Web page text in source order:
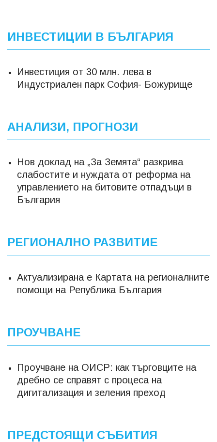
ИНВЕСТИЦИИ В БЪЛГАРИЯ
Инвестиция от 30 млн. лева в
Индустриален парк София- Божурище
АНАЛИЗИ, ПРОГНОЗИ
Нов доклад на „За Земята“ разкрива
слабостите и нуждата от реформа на
управлението на битовите отпадъци в
България
РЕГИОНАЛНО РАЗВИТИЕ
Актуализирана е Картата на регионалните
помощи на Република България
ПРОУЧВАНЕ
Проучване на ОИСР: как търговците на
дребно се справят с процеса на
дигитализация и зеления преход
ПРЕДСТОЯЩИ СЪБИТИЯ